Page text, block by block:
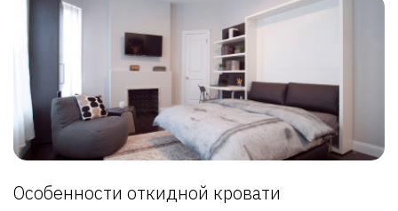
Особенности откидной кровати